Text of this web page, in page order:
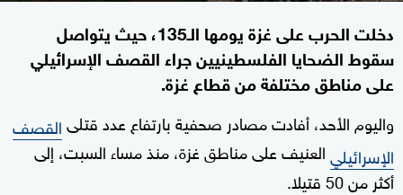
دخلت الحرب على غزة يومها الـ135، حيث يتواصل
سقوط الضحايا الفلسطينيين جراء القصف الإسرائيلي
على مناطق مختلفة من قطاع غزة.
واليوم الأحد، أفادت مصادر صحفية بارتفاع عدد قتلىالقصف
الإسرائيليالعنيف على مناطق غزة، منذ مساء السبت، إلى
أكثر من 50 قتيلا.